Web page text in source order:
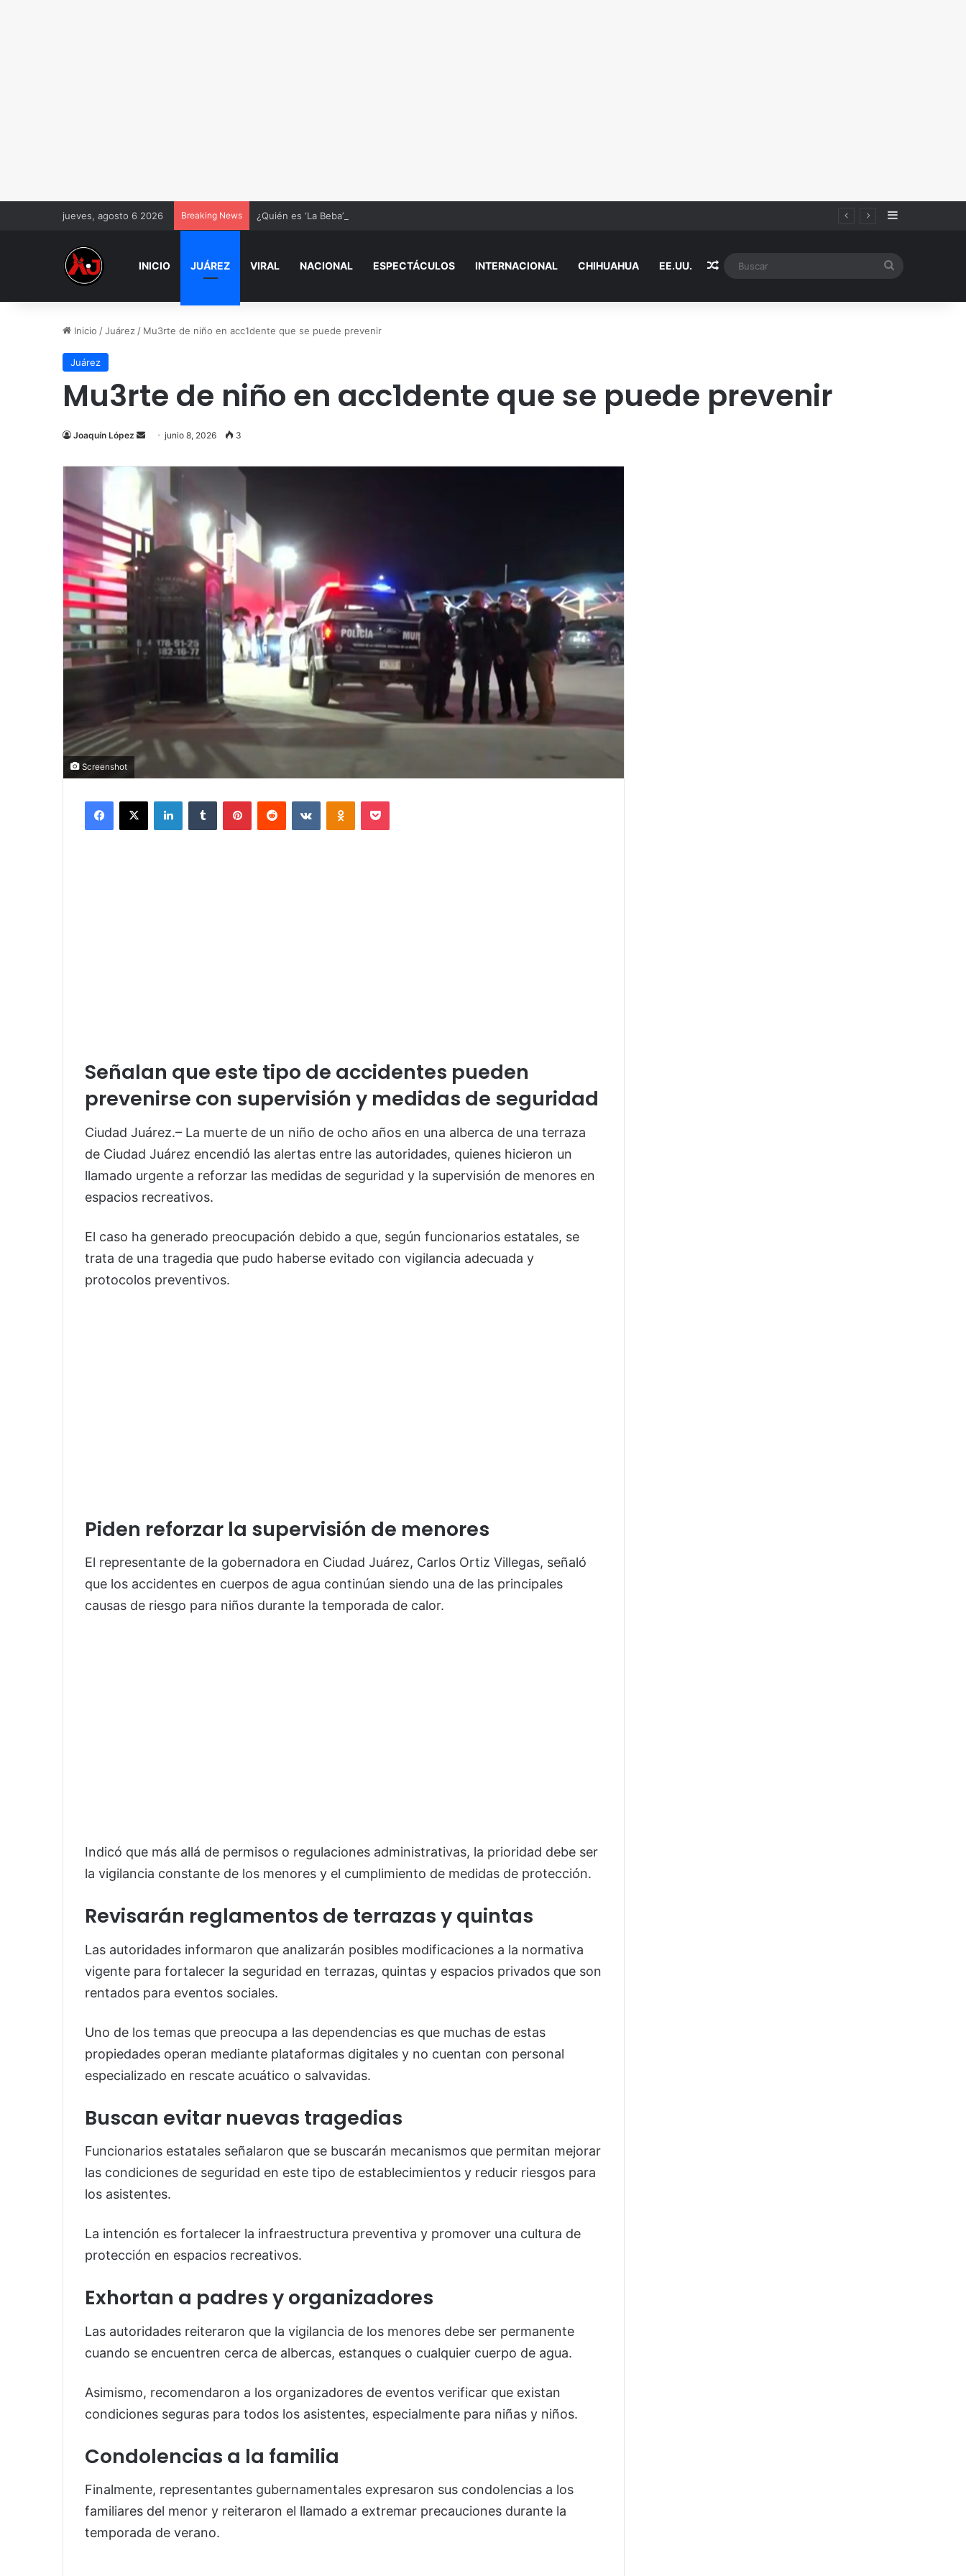
jueves, agosto 6 2026 Breaking News ¿Quién es ‘La Beba’? Su reacción en vivo tras la mu3rt3 de César Gastélum se viraliza Sidebar
INICIO JUÁREZ VIRAL NACIONAL ESPECTÁCULOS INTERNACIONAL CHIHUAHUA EE.UU. Random Article
Inicio /Juárez / Mu3rte de niño en acc1dente que se puede prevenir
Juárez
Mu3rte de niño en acc1dente que se puede prevenir
Joaquín López
Send
email
junio 8, 2026 3
Screenshot
Facebook
X LinkedInTumblr PinterestReddit VKontakteOdnoklassniki
Pocket
Señalan que este tipo de accidentes pueden
prevenirse con supervisión y medidas de seguridad
Ciudad Juárez.– La muerte de un niño de ocho años en una alberca de una terraza
de Ciudad Juárez encendió las alertas entre las autoridades, quienes hicieron un
llamado urgente a reforzar las medidas de seguridad y la supervisión de menores en
espacios recreativos.
El caso ha generado preocupación debido a que, según funcionarios estatales, se
trata de una tragedia que pudo haberse evitado con vigilancia adecuada y
protocolos preventivos.
Piden reforzar la supervisión de menores
El representante de la gobernadora en Ciudad Juárez, Carlos Ortiz Villegas, señaló
que los accidentes en cuerpos de agua continúan siendo una de las principales
causas de riesgo para niños durante la temporada de calor.
Indicó que más allá de permisos o regulaciones administrativas, la prioridad debe ser
la vigilancia constante de los menores y el cumplimiento de medidas de protección.
Revisarán reglamentos de terrazas y quintas
Las autoridades informaron que analizarán posibles modificaciones a la normativa
vigente para fortalecer la seguridad en terrazas, quintas y espacios privados que son
rentados para eventos sociales.
Uno de los temas que preocupa a las dependencias es que muchas de estas
propiedades operan mediante plataformas digitales y no cuentan con personal
especializado en rescate acuático o salvavidas.
Buscan evitar nuevas tragedias
Funcionarios estatales señalaron que se buscarán mecanismos que permitan mejorar
las condiciones de seguridad en este tipo de establecimientos y reducir riesgos para
los asistentes.
La intención es fortalecer la infraestructura preventiva y promover una cultura de
protección en espacios recreativos.
Exhortan a padres y organizadores
Las autoridades reiteraron que la vigilancia de los menores debe ser permanente
cuando se encuentren cerca de albercas, estanques o cualquier cuerpo de agua.
Asimismo, recomendaron a los organizadores de eventos verificar que existan
condiciones seguras para todos los asistentes, especialmente para niñas y niños.
Condolencias a la familia
Finalmente, representantes gubernamentales expresaron sus condolencias a los
familiares del menor y reiteraron el llamado a extremar precauciones durante la
temporada de verano.